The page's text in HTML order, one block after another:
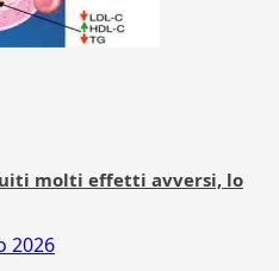
molti effetti avversi, lo
2026